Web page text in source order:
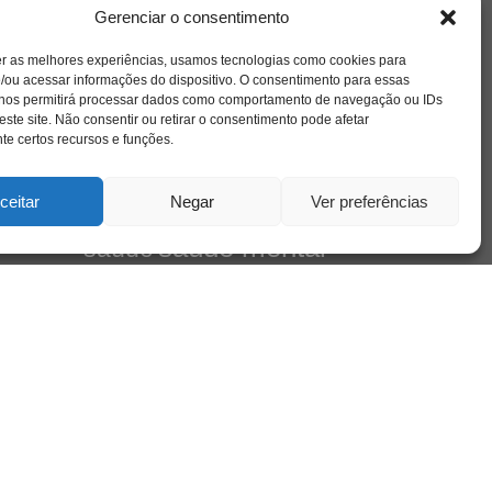
Gerenciar o consentimento
as melhores experiências, usamos tecnologias como cookies para
ou acessar informações do dispositivo. O consentimento para essas
permitirá processar dados como comportamento de navegação ou IDs
site. Não consentir ou retirar o consentimento pode afetar
certos recursos e funções.
Negar Ver preferências
e
amor ansiedade caos CAPS
crianca cuidado cultura depressao
educação entrevista escola família filme
freud infância insight jung liberdade livro
loucura luto maternidade
psicologia relato
saúdesaúde mental